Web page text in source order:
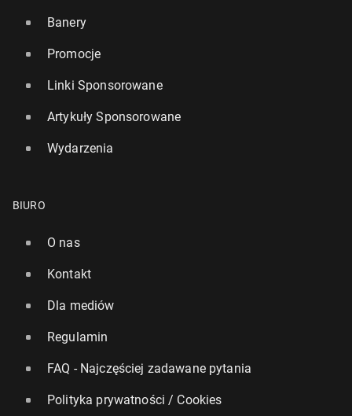
Banery
Promocje
Linki Sponsorowane
Artykuły Sponsorowane
Wydarzenia
BIURO
O nas
Kontakt
Dla mediów
Regulamin
FAQ - Najczęściej zadawane pytania
Polityka prywatności / Cookies